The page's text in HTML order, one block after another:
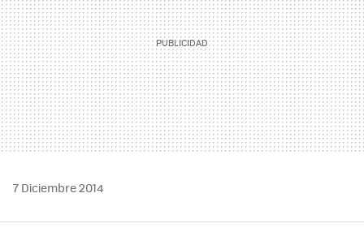
7 Diciembre 2014